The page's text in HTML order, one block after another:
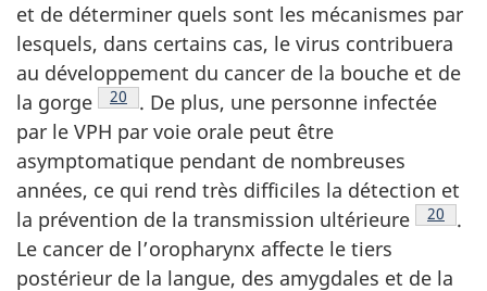
et de déterminer quels sont les mécanismes par
lesquels, dans certains cas, le virus contribuera
au développement du cancer de la bouche et de
la gorge Note de bas de page
20 . De plus, une personne infectée
par le VPH par voie orale peut être
asymptomatique pendant de nombreuses
années, ce qui rend très difficiles la détection et
la prévention de la transmission ultérieure Note
20
.
Le cancer de l’oropharynx affecte le tiers
postérieur de la langue, des amygdales et de la